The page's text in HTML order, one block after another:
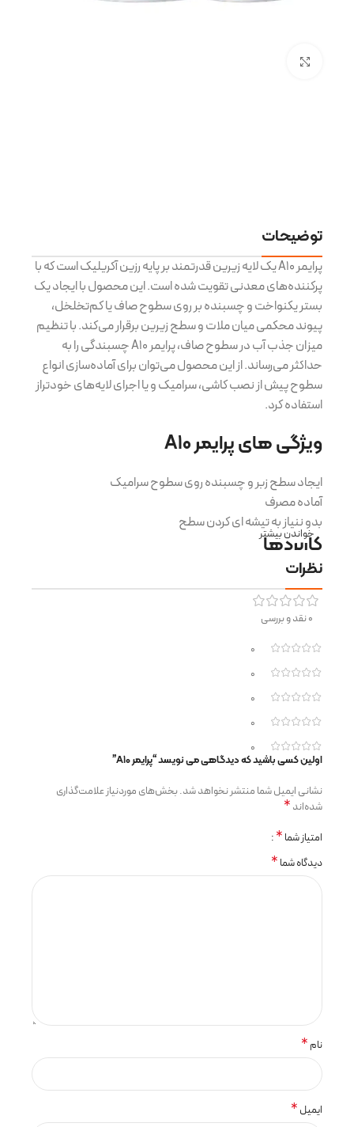
توضیحات
پرایمر A10 یک لایه زیرین قدرتمند بر پایه رزین آکریلیک است که با
پرکننده‌های معدنی تقویت شده است. این محصول با ایجاد یک
بستر یکنواخت و چسبنده بر روی سطوح صاف یا کم‌تخلخل،
پیوند محکمی میان ملات و سطح زیرین برقرار می‌کند. با تنظیم
میزان جذب آب در سطوح صاف، پرایمر A10 چسبندگی را به
حداکثر می‌رساند. از این محصول می‌توان برای آماده‌سازی انواع
سطوح پیش از نصب کاشی، سرامیک و یا اجرای لایه‌های خودتراز
استفاده کرد.
ویژگی های پرایمر A10
ایجاد سطح زبر و چسبنده روی سطوح سرامیک
آماده مصرف
بدو ننیاز به تیشه ای کردن سطح
کاربردها
برای سطوح داخلی و خارجی
سطوح متخلخل مانند سطح سرامیک، بتن،ملات سیمانی، گچی
مکانیزم عمل
این پرایمر، با ایجاد یک سطح زبر، چسبندگی را به میزان قابل
نهایی را تضمین می‌کند.
خواندن بیشتر
نظرات
0 نقد و بررسی
0
0
0
0
0
اولین کسی باشید که دیدگاهی می نویسد “پرایمر A10”
نشانی ایمیل شما منتشر نخواهد شد.بخش‌های موردنیاز علامت‌گذاری
شده‌اند *
امتیاز شما *
دیدگاه شما *
نام *
ایمیل *